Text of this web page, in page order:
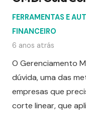
FERRAMENTAS E
FINANCEIRO
6 anos atrás
O Gerenciamento
dúvida, uma das
empresas que
corte linear, que